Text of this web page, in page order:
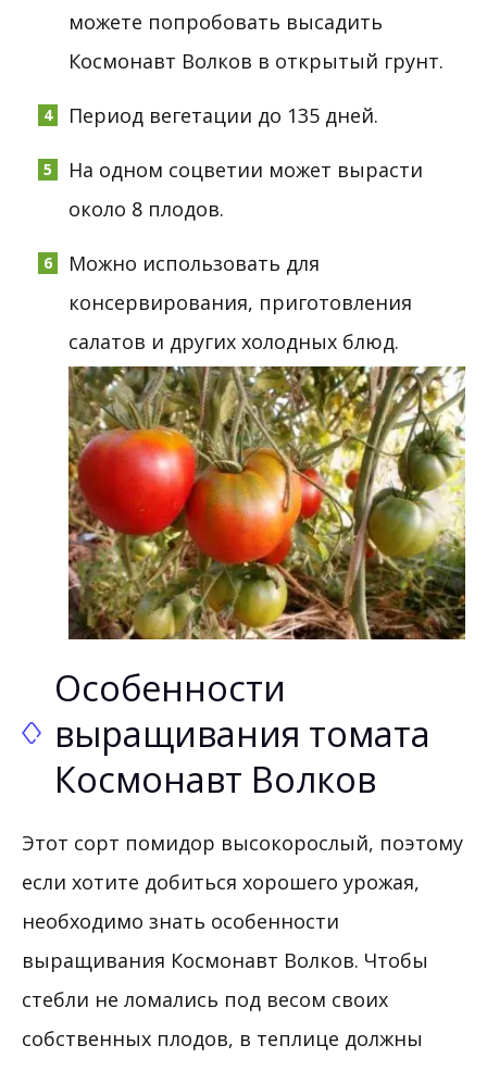
можете попробовать высадить
Космонавт Волков в открытый грунт.
Период вегетации до 135 дней.
На одном соцветии может вырасти
около 8 плодов.
Можно использовать для
консервирования, приготовления
салатов и других холодных блюд.
Особенности
выращивания томата
Космонавт Волков
Этот сорт помидор высокорослый, поэтому
если хотите добиться хорошего урожая,
необходимо знать особенности
выращивания Космонавт Волков. Чтобы
стебли не ломались под весом своих
собственных плодов, в теплице должны